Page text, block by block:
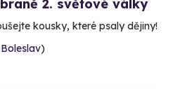
2. světové války
kousky, které psaly dějiny!